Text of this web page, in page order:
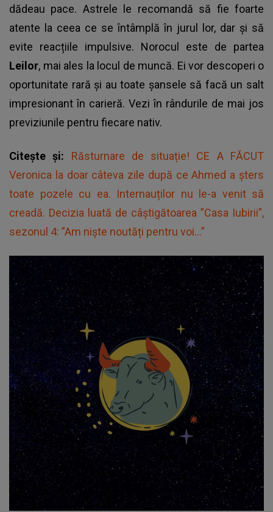
dădeau pace. Astrele le recomandă să fie foarte
atente la ceea ce se întâmplă în jurul lor, dar și să
evite reacțiile impulsive. Norocul este de partea
Leilor, mai ales la locul de muncă. Ei vor descoperi o
oportunitate rară și au toate șansele să facă un salt
impresionant în carieră. Vezi în rândurile de mai jos
previziunile pentru fiecare nativ.
Citește și: Răsturnare de situație! CE A FĂCUT
Veronica la doar câteva zile după ce Ahmed a șters
toate pozele cu ea. Internauților nu le-a venit să
creadă. Decizia luată de câștigătoarea ”Casa Iubirii”,
sezonul 4: ”Am niște noutăți pentru voi...”